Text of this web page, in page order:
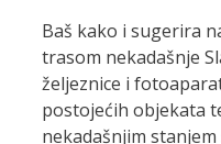
Baš kako i sugerira
trasom nekadašnje
željeznice i
postojećih objekata
nekadašnjim